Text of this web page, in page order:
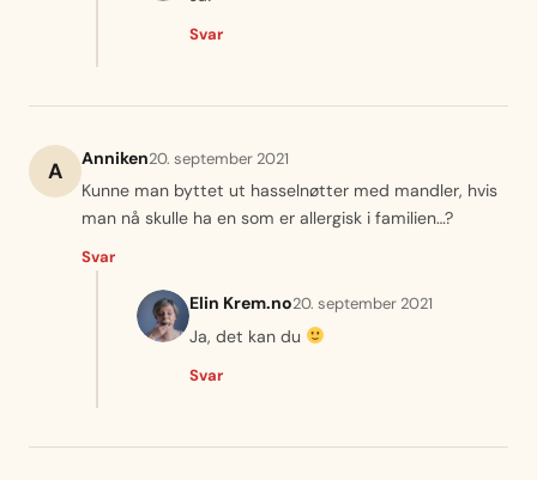
Svar
A Anniken20. september 2021
Kunne man byttet ut hasselnøtter med mandler, hvis
man nå skulle ha en som er allergisk i familien…?
Svar
Elin Krem.no20. september 2021
Ja, det kan du
Svar